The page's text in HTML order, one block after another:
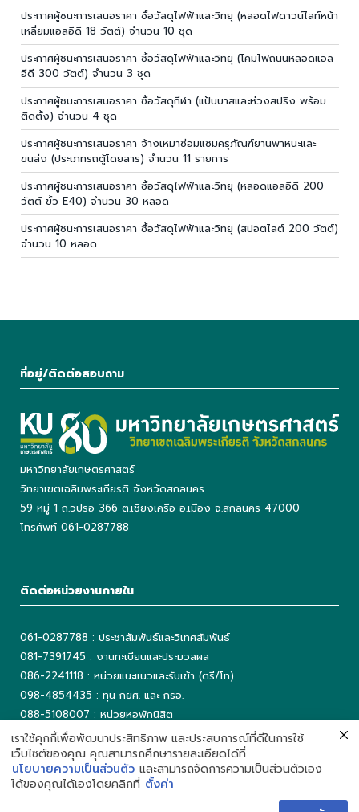
ประกาศผู้ชนะการเสนอราคา ซื้อวัสดุไฟฟ้าและวิทยุ (หลอดไฟดาวน์ไลท์หน้า
เหลี่ยมแอลอีดี 18 วัตต์) จำนวน 10 ชุด
ประกาศผู้ชนะการเสนอราคา ซื้อวัสดุไฟฟ้าและวิทยุ (โคมไฟถนนหลอดแอล
อีดี 300 วัตต์) จำนวน 3 ชุด
ประกาศผู้ชนะการเสนอราคา ซื้อวัสดุกีฬา (แป้นบาสและห่วงสปริง พร้อม
ติดตั้ง) จำนวน 4 ชุด
ประกาศผู้ชนะการเสนอราคา จ้างเหมาซ่อมแซมครุภัณฑ์ยานพาหนะและ
ขนส่ง (ประเภทรถตู้โดยสาร) จำนวน 11 รายการ
ประกาศผู้ชนะการเสนอราคา ซื้อวัสดุไฟฟ้าและวิทยุ (หลอดแอลอีดี 200
วัตต์ ขั้ว E40) จำนวน 30 หลอด
ประกาศผู้ชนะการเสนอราคา ซื้อวัสดุไฟฟ้าและวิทยุ (สปอตไลต์ 200 วัตต์)
จำนวน 10 หลอด
ที่อยู่/ติดต่อสอบถาม
มหาวิทยาลัยเกษตรศาสตร์
วิทยาเขตเฉลิมพระเกียรติ จังหวัดสกลนคร
59 หมู่ 1 ถ.วปรอ 366 ต.เชียงเครือ อ.เมือง จ.สกลนคร 47000
โทรศัพท์ 061-0287788
ติดต่อหน่วยงานภายใน
061-0287788 : ประชาสัมพันธ์และวิเทศสัมพันธ์
081-7391745 : งานทะเบียนและประมวลผล
086-2241118 : หน่วยแนะแนวและรับเข้า (ตรี/โท)
098-4854435 : ทุน กยศ. และ กรอ.
088-5108007 : หน่วยหอพักนิสิต
042-725042 ต่อ 5503 : งานเทคโนโลยีสารสนเทศ
042-725093 : ห้องสมุด
เราใช้คุกกี้เพื่อพัฒนาประสิทธิภาพ และประสบการณ์ที่ดีในการใช้
เว็บไซต์ของคุณ คุณสามารถศึกษารายละเอียดได้ที่
นโยบายความเป็นส่วนตัว และสามารถจัดการความเป็นส่วนตัวเอง
ได้ของคุณได้เองโดยคลิกที่ ตั้งค่า